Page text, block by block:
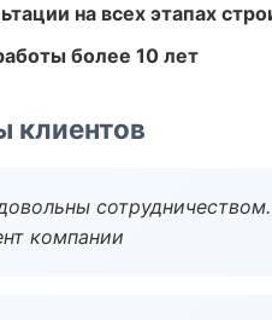
на всех этапах
более 10 лет
клиентов
компании